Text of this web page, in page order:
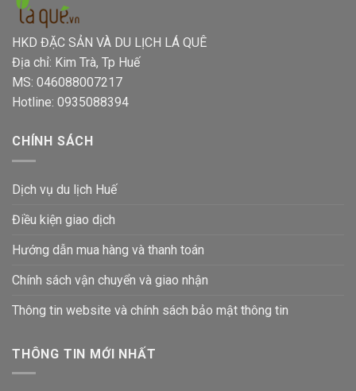
HKD ĐẶC SẢN VÀ DU LỊCH LÁ QUÊ
Địa chỉ: Kim Trà, Tp Huế
MS: 046088007217
Hotline: 0935088394
CHÍNH SÁCH
Dịch vụ du lịch Huế
Điều kiện giao dịch
Hướng dẫn mua hàng và thanh toán
Chính sách vận chuyển và giao nhận
Thông tin website và chính sách bảo mật thông tin
THÔNG TIN MỚI NHẤT